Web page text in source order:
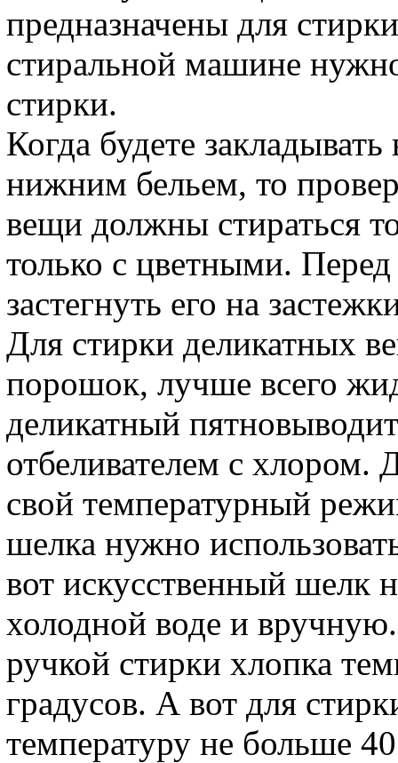
предназначены для
стиральной машине
стирки.
Когда будете
нижним бельем, то
вещи должны стираться
только с цветными.
застегнуть его на
Для стирки деликатных
порошок, лучше всего
деликатный
отбеливателем с хлором.
свой температурный
шелка нужно
вот искусственный шелк
холодной воде и
ручкой стирки хлопка
градусов. А вот для
температуру не больше